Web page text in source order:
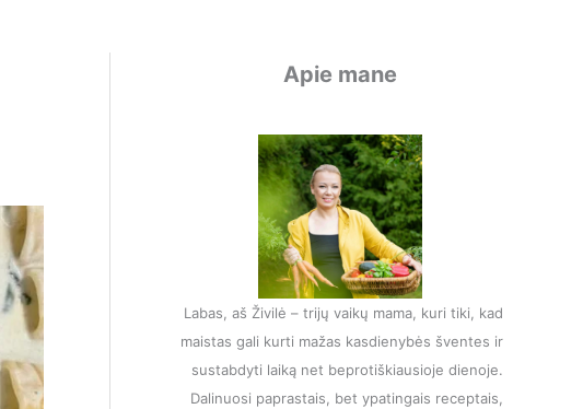
Apie mane
Labas, aš Živilė – trijų vaikų mama, kuri tiki, kad
maistas gali kurti mažas kasdienybės šventes ir
sustabdyti laiką net beprotiškiausioje dienoje.
Dalinuosi paprastais, bet ypatingais receptais,